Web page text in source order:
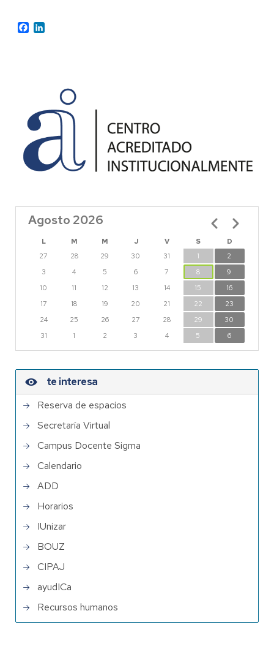
Facebook
Agosto 2026
L M M J V S
D
27
28 29 30 31 1
2
3
4 5 6 7 8
9
10
11 12 13 14 15
16
17
18 19 20 21 22
23
24
25 26 27 28 29
30
31
1 2 3 4 5 6
Paginación
te interesa
Reserva de espacios
Secretaría Virtual
Campus Docente Sigma
Calendario
ADD
Horarios
IUnizar
BOUZ
CIPAJ
ayudICa
Recursos humanos